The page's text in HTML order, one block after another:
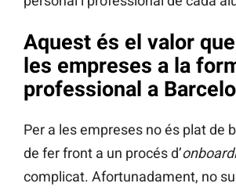
Aquest és el valor
les empreses a la
professional a
Per a les empreses no és plat de
de fer front a un procés d’
complicat. Afortunadament, no